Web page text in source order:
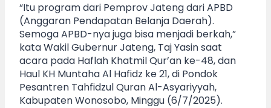
“Itu program dari Pemprov Jateng dari APBD
(Anggaran Pendapatan Belanja Daerah).
Semoga APBD-nya juga bisa menjadi berkah,”
kata Wakil Gubernur Jateng, Taj Yasin saat
acara pada Haflah Khatmil Qur’an ke-48, dan
Haul KH Muntaha Al Hafidz ke 21, di Pondok
Pesantren Tahfidzul Quran Al-Asyariyyah,
Kabupaten Wonosobo, Minggu (6/7/2025).